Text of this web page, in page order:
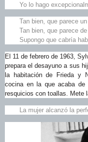
Yo lo hago
Tan bien, que parece un
Tan bien, que parece de
Supongo que cabría
El 11 de febrero de 1963,
prepara el desayuno a sus
la habitación de Frieda y
cocina en la que acaba de
resquicios con toallas. Mete
La mujer alcanzó la